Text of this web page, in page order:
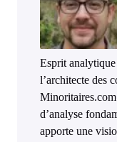
Esprit analytique
l’architecte des
d’analyse
apporte une